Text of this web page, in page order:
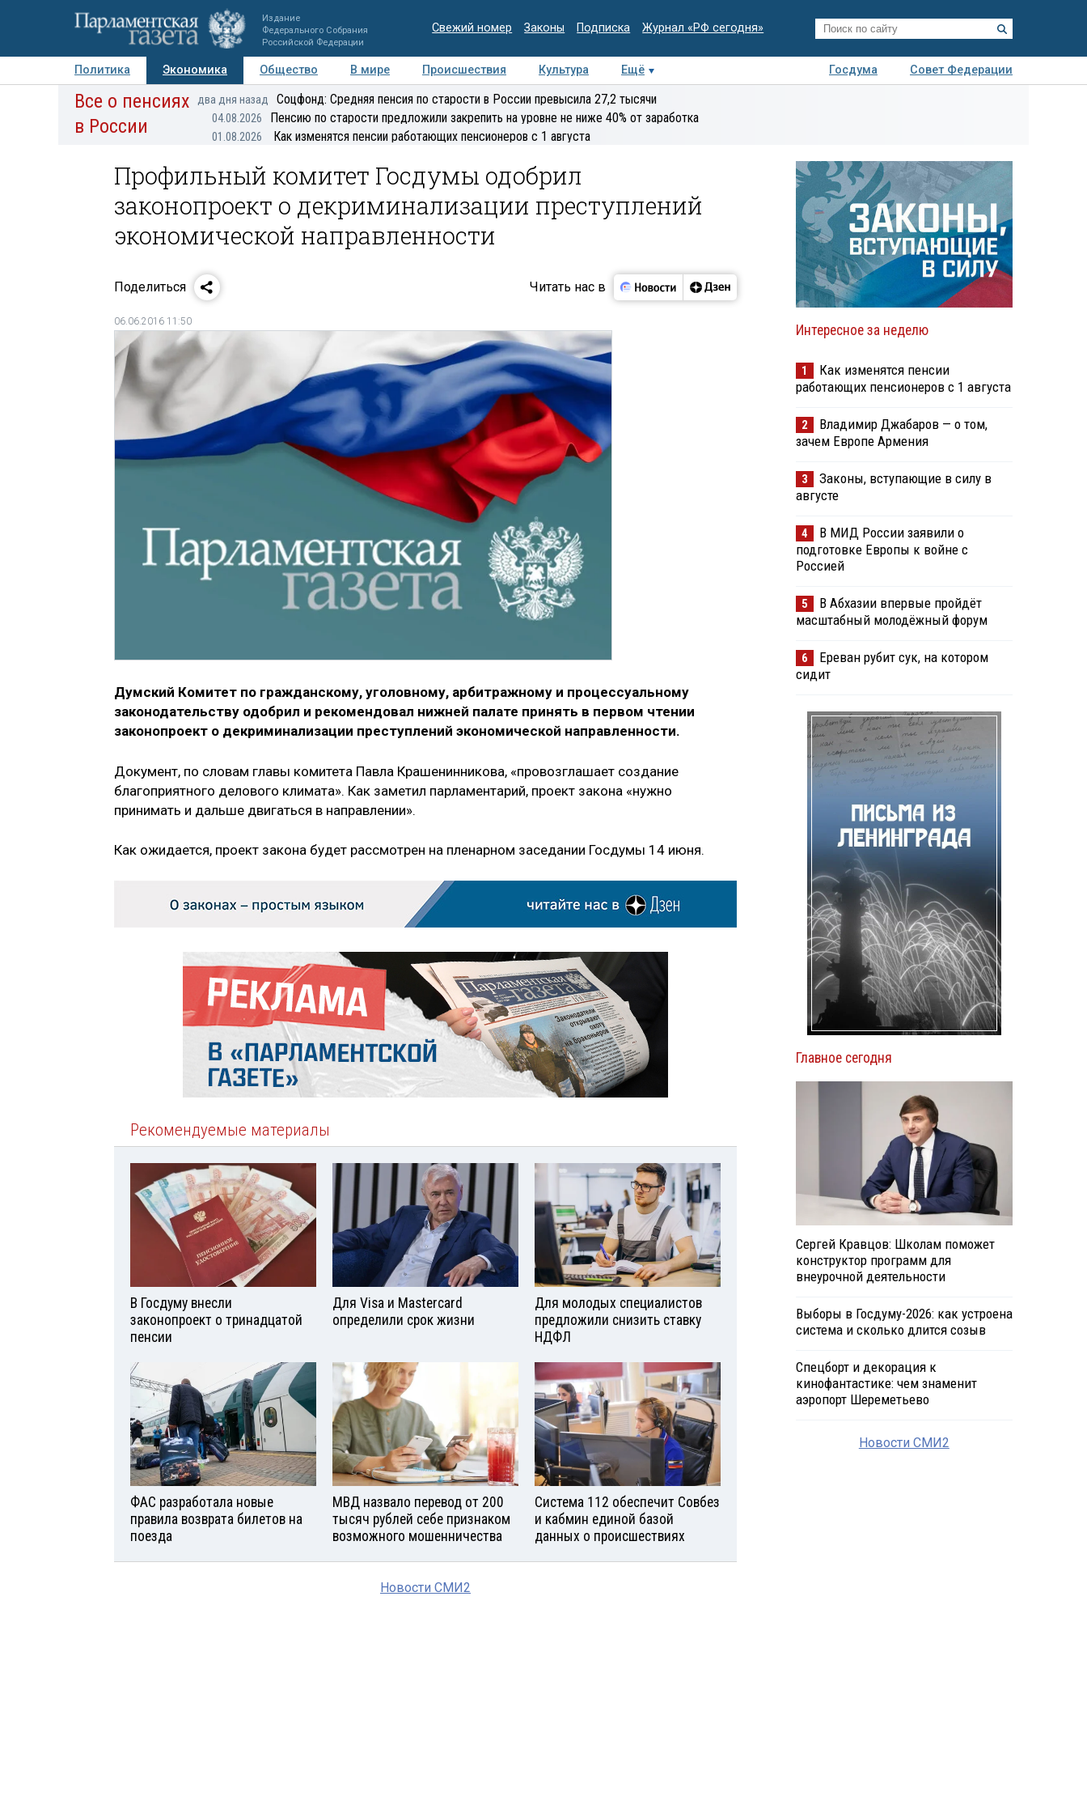
Издание
Федерального Собрания
Российской Федерации
Свежий номер Законы Подписка Журнал «РФ сегодня»
Политика Экономика Общество В мире Происшествия Культура Ещё Госдума
Совет Федерации
Авторы Персоны Мнения Регионы Медиацентр Интервью Колумнисты
Все о пенсиях
в России
два дня назад Соцфонд: Средняя пенсия по старости в России превысила 27,2 тысячи
04.08.2026 Пенсию по старости предложили закрепить на уровне не ниже 40% от заработка
01.08.2026 Как изменятся пенсии работающих пенсионеров с 1 августа
Профильный комитет Госдумы одобрил
законопроект о декриминализации преступлений
экономической направленности
Поделиться Читать нас в
06.06.2016 11:50
Думский Комитет по гражданскому, уголовному, арбитражному и процессуальному
законодательству одобрил и рекомендовал нижней палате принять в первом чтении
законопроект о декриминализации преступлений экономической направленности.
Документ, по словам главы комитета Павла Крашенинникова, «провозглашает создание
благоприятного делового климата». Как заметил парламентарий, проект закона «нужно
принимать и дальше двигаться в направлении».
Как ожидается, проект закона будет рассмотрен на пленарном заседании Госдумы 14 июня.
Рекомендуемые материалы
В Госдуму внесли
законопроект о тринадцатой
пенсии
Для Visа и Mastercard
определили срок жизни
Для молодых специалистов
предложили снизить ставку
НДФЛ
ФАС разработала новые
правила возврата билетов на
поезда
МВД назвало перевод от 200
тысяч рублей себе признаком
возможного мошенничества
Система 112 обеспечит Совбез
и кабмин единой базой
данных о происшествиях
Новости СМИ2
Интересное за неделю
1
Как изменятся пенсии
работающих пенсионеров с 1 августа
2
Владимир Джабаров — о том,
зачем Европе Армения
3
Законы, вступающие в силу в
августе
4
В МИД России заявили о
подготовке Европы к войне с
Россией
5
В Абхазии впервые пройдёт
масштабный молодёжный форум
6
Ереван рубит сук, на котором
сидит
Главное сегодня
Сергей Кравцов: Школам поможет
конструктор программ для
внеурочной деятельности
Выборы в Госдуму-2026: как устроена
система и сколько длится созыв
Спецборт и декорация к
кинофантастике: чем знаменит
аэропорт Шереметьево
Новости СМИ2